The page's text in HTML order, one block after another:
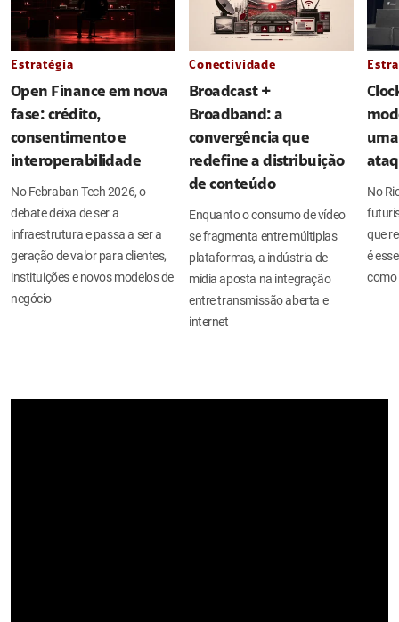
Estratégia
Open Finance em nova
fase: crédito,
consentimento e
interoperabilidade
No Febraban Tech 2026, o
debate deixa de ser a
infraestrutura e passa a ser a
geração de valor para clientes,
instituições e novos modelos de
negócio
Conectividade
Broadcast +
Broadband: a
convergência que
redefine a distribuição
de conteúdo
Enquanto o consumo de vídeo
se fragmenta entre múltiplas
plataformas, a indústria de
mídia aposta na integração
entre transmissão aberta e
internet
No
que
é
como